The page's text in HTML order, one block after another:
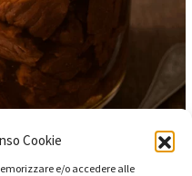
Cookie
e/o accedere alle